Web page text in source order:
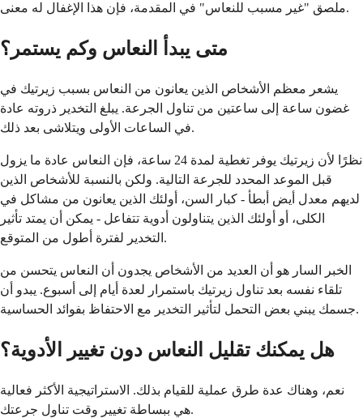
ملصق "غير مسبب للنعاس" في المقدمة، فإن هذا الإغفال له معنى.
متى يبدأ النعاس وكم يستمر؟
يشعر معظم الأشخاص الذين يعانون من النعاس بسبب زيرتيك في
غضون ساعة إلى ساعتين من تناول الجرعة. يبلغ التخدير ذروته عادة
في الساعات الأولى ويتلاشى بعد ذلك.
نظرًا لأن زيرتيك يوفر تغطية لمدة 24 ساعة، فإن النعاس عادة ما يزول
قبل الموعد المحدد للجرعة التالية. ولكن بالنسبة للأشخاص الذين
لديهم معدل أيض أبطأ - كبار السن، أولئك الذين يعانون من مشاكل في
الكلى، أو أولئك الذين يتناولون أدوية تتفاعل - يمكن أن يمتد تأثير
التخدير لفترة أطول من المتوقع.
الخبر السار هو أن العديد من الأشخاص يجدون أن النعاس يتحسن من
تلقاء نفسه بعد تناول زيرتيك باستمرار لعدة أيام إلى أسبوع. يبدو أن
جسمك يبني بعض التحمل لتأثير التخدير مع الاحتفاظ بفوائد الحساسية.
هل يمكنك تقليل النعاس دون تغيير الأدوية؟
نعم، وهناك عدة طرق عملية للقيام بذلك. الاستراتيجية الأكثر فعالية
هي ببساطة تغيير وقت تناول جرعتك.